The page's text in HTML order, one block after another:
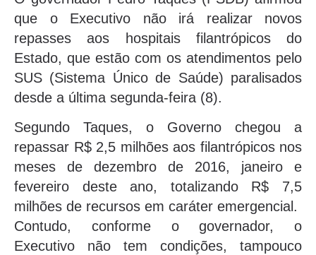
que o Executivo não irá realizar novos
repasses aos hospitais filantrópicos do
Estado, que estão com os atendimentos pelo
SUS (Sistema Único de Saúde) paralisados
desde a última segunda-feira (8).
Segundo Taques, o Governo chegou a
repassar R$ 2,5 milhões aos filantrópicos nos
meses de dezembro de 2016, janeiro e
fevereiro deste ano, totalizando R$ 7,5
milhões de recursos em caráter emergencial.
Contudo, conforme o governador, o
Executivo não tem condições, tampouco